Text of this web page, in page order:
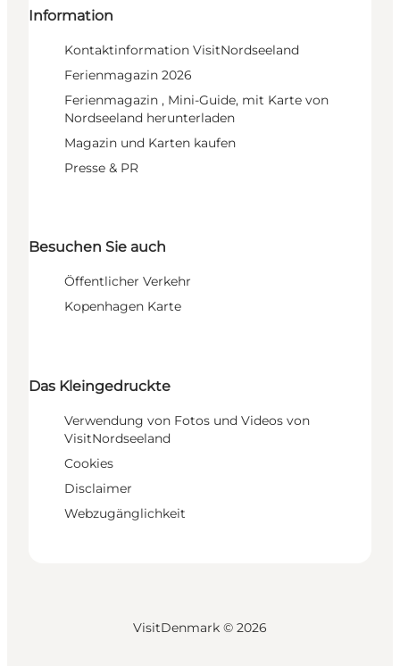
Information
Kontaktinformation VisitNordseeland
Ferienmagazin 2026
Ferienmagazin , Mini-Guide, mit Karte von
Nordseeland herunterladen
Magazin und Karten kaufen
Presse & PR
Besuchen Sie auch
Öffentlicher Verkehr
Kopenhagen Karte
Das Kleingedruckte
Verwendung von Fotos und Videos von
VisitNordseeland
Cookies
Disclaimer
Webzugänglichkeit
VisitDenmark © 2026